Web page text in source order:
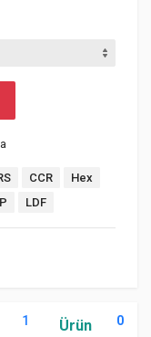
CCR
Hex
LDF
1
Ürün
0